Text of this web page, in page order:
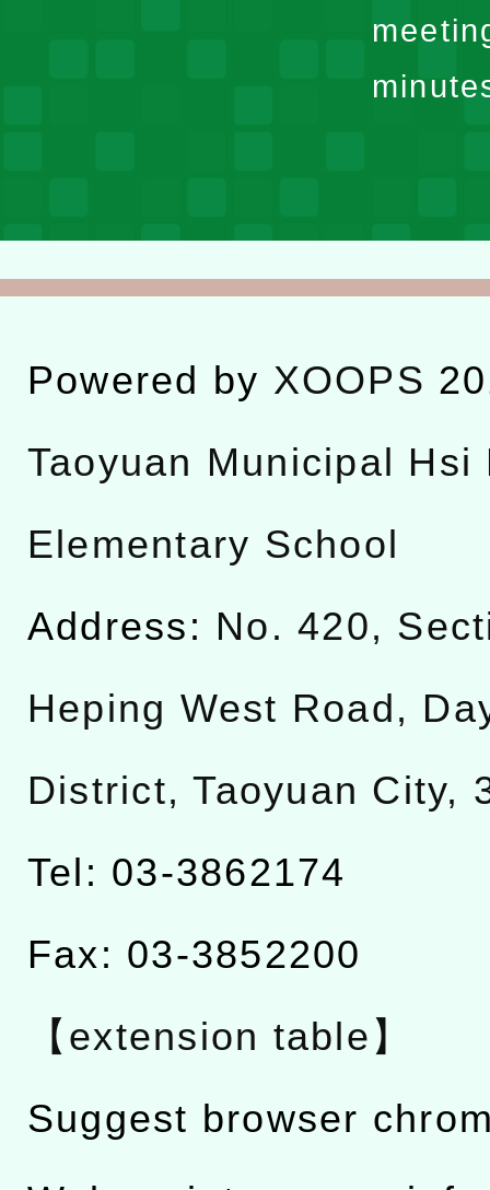
Powered by XOOPS
Taoyuan Municipal Hsi
Elementary School
Address: No. 420,
Heping West Road,
District, Taoyuan City,
Tel: 03-3862174
Fax: 03-3852200
【extension table】
Suggest browser